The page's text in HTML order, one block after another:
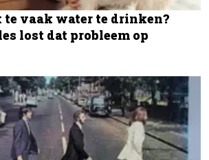
te vaak water te drinken?
lost dat probleem op